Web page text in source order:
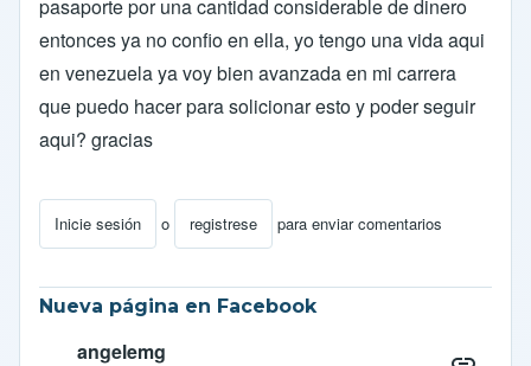
pasaporte por una cantidad considerable de dinero
entonces ya no confio en ella, yo tengo una vida aqui
en venezuela ya voy bien avanzada en mi carrera
que puedo hacer para solicionar esto y poder seguir
aqui? gracias
Inicie sesión o registrese para enviar comentarios
Nueva página en Facebook
angelemg